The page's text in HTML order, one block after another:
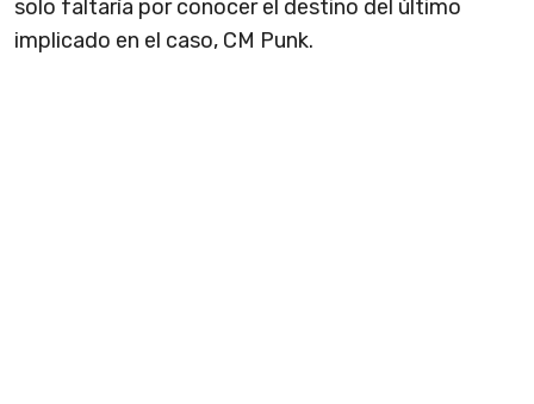
solo faltaría por conocer el destino del último
implicado en el caso, CM Punk.